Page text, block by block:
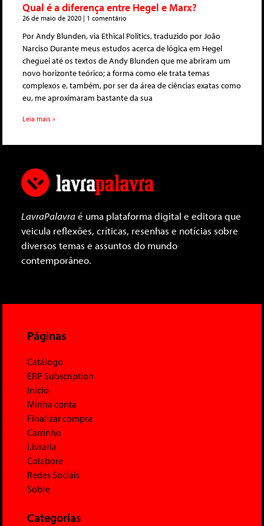
Qual é a diferença entre Hegel e Marx?
26 de maio de 2020 1 comentário
Por Andy Blunden, via Ethical Politics, traduzido por João
Narciso Durante meus estudos acerca de lógica em Hegel
cheguei até os textos de Andy Blunden que me abriram um
novo horizonte teórico; a forma como ele trata temas
complexos e, também, por ser da área de ciências exatas como
eu, me aproximaram bastante da sua
Leia mais »
LavraPalavraé uma plataforma digital e editora que
veicula reflexões, críticas, resenhas e notícias sobre
diversos temas e assuntos do mundo
contemporâneo.
Páginas
Catálogo
ERP Subscription
Início
Minha conta
Finalizar compra
Carrinho
Livraria
Colabore
Redes Sociais
Sobre
Categorias